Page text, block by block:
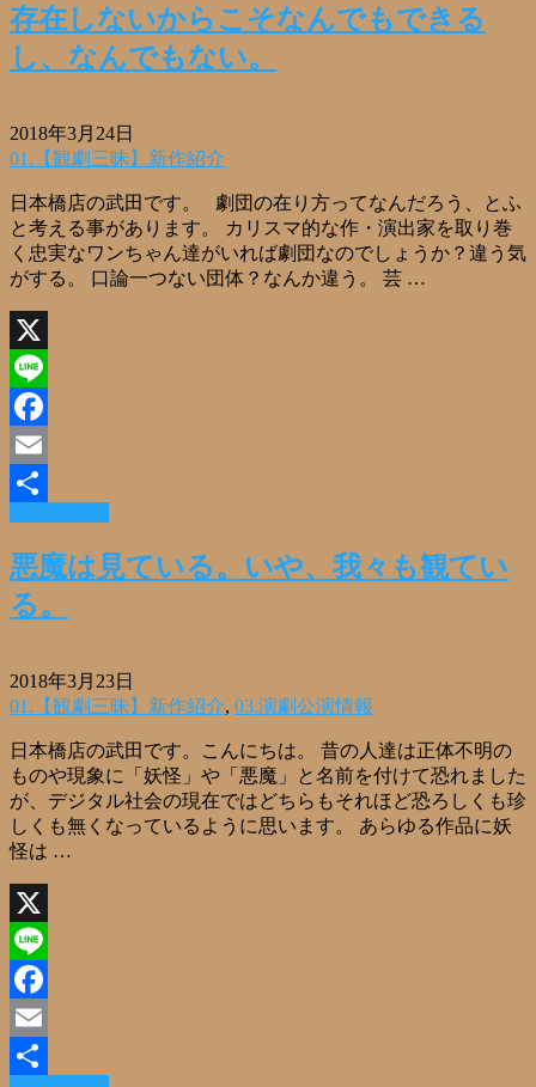
有
存在しないからこそなんでもできる
し、なんでもない。
2018年3月24日
01.【観劇三昧】新作紹介
日本橋店の武田です。 劇団の在り方ってなんだろう、とふ
と考える事があります。 カリスマ的な作・演出家を取り巻
く忠実なワンちゃん達がいれば劇団なのでしょうか？違う気
がする。 口論一つない団体？なんか違う。 芸 …
X
Line
Facebook
Email
共
有
悪魔は見ている。いや、我々も観てい
る。
2018年3月23日
01.【観劇三昧】新作紹介, 03.演劇公演情報
日本橋店の武田です。こんにちは。 昔の人達は正体不明の
ものや現象に「妖怪」や「悪魔」と名前を付けて恐れました
が、デジタル社会の現在ではどちらもそれほど恐ろしくも珍
しくも無くなっているように思います。 あらゆる作品に妖
怪は …
X
Line
Facebook
Email